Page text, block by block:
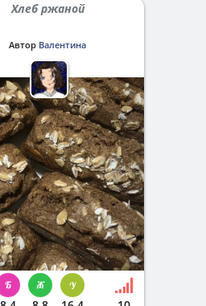
Хлеб ржаной
Автор Валентина